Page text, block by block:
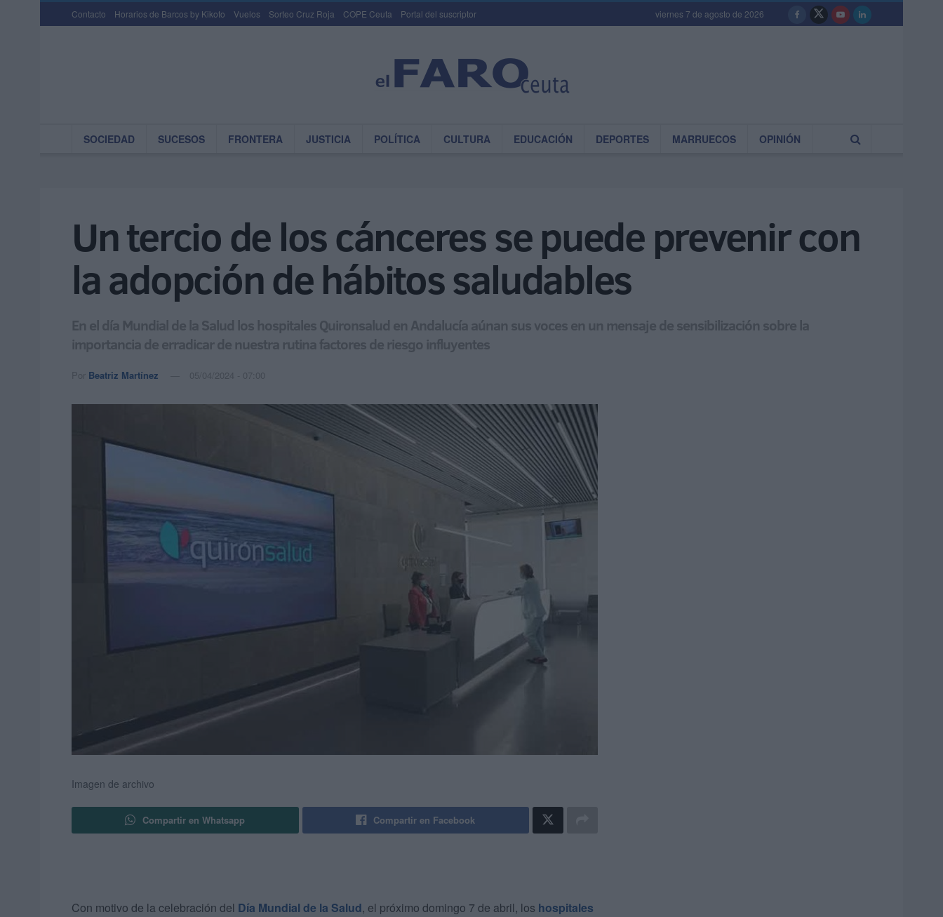
Contacto Horarios de Barcos by Kikoto Vuelos Sorteo Cruz Roja COPE Ceuta Portal del suscriptor viernes 7 de agosto de 2026
SOCIEDAD SUCESOS FRONTERA JUSTICIA POLÍTICA CULTURA EDUCACIÓN DEPORTES MARRUECOS OPINIÓN
Un tercio de los cánceres se puede prevenir con
la adopción de hábitos saludables
En el día Mundial de la Salud los hospitales Quironsalud en Andalucía aúnan sus voces en un mensaje de sensibilización sobre la
importancia de erradicar de nuestra rutina factores de riesgo influyentes
Por Beatriz Martínez 05/04/2024 - 07:00
Imagen de archivo
Compartir en Whatsapp Compartir en Facebook
Con motivo de la celebración del Día Mundial de la Salud, el próximo domingo 7 de abril, los hospitales